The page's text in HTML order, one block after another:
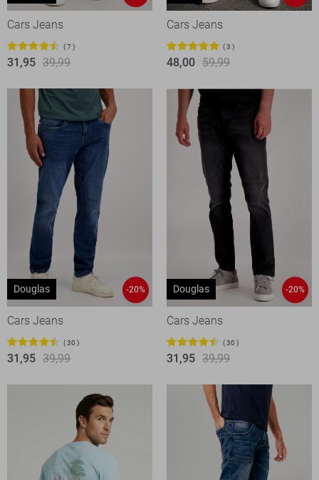
Cars Jeans
7
31,95 39,99
Cars Jeans
3
48,00 59,99
Douglas -20%
Cars Jeans
30
31,95 39,99
Douglas -20%
Cars Jeans
30
31,95 39,99